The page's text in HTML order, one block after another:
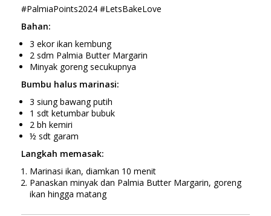
#PalmiaPoints2024 #LetsBakeLove
Bahan:
3 ekor ikan kembung
2 sdm Palmia Butter Margarin
Minyak goreng secukupnya
Bumbu halus marinasi:
3 siung bawang putih
1 sdt ketumbar bubuk
2 bh kemiri
½ sdt garam
Langkah memasak:
Marinasi ikan, diamkan 10 menit
Panaskan minyak dan Palmia Butter Margarin, goreng
ikan hingga matang